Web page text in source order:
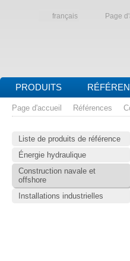
français Page
PRODUITS
Page d'accueil Références
Liste de produits de référence
Énergie hydraulique
Construction navale et
offshore
Installations industrielles